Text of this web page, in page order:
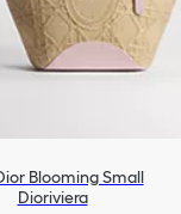
Blooming Small
Dioriviera